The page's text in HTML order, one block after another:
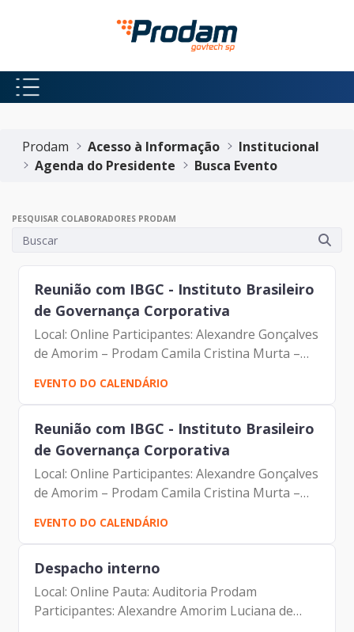
Pular para o Conteúdo principal
Prodam
Acesso à Informação
Institucional
Agenda do Presidente
Busca Evento
PESQUISAR COLABORADORES PRODAM
Reunião com IBGC - Instituto Brasileiro
de Governança Corporativa
Local: Online Participantes: Alexandre Gonçalves
de Amorim – Prodam Camila Cristina Murta –
Prodam Maria Aparecida Lima Souza Rocha –
Prodam Sandra M.T.M. Barreto – Prodam
Luciana de Oliveira Paiva...
EVENTO DO CALENDÁRIO
Reunião com IBGC - Instituto Brasileiro
de Governança Corporativa
Local: Online Participantes: Alexandre Gonçalves
de Amorim – Prodam Camila Cristina Murta –
Prodam Maria Aparecida Lima Souza Rocha –
Prodam Sandra M.T.M. Barreto – Prodam
Luciana de Oliveira Paiva...
EVENTO DO CALENDÁRIO
Despacho interno
Local: Online Pauta: Auditoria Prodam
Participantes: Alexandre Amorim Luciana de